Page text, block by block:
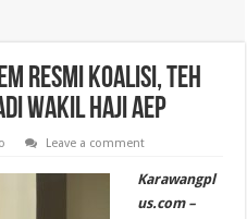
Resmi Koalisi, Teh
Wakil Haji Aep
Leave a comment
Karawangpl
us.com –